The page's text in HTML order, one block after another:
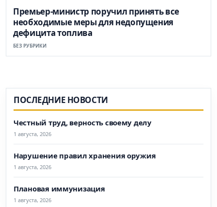
Премьер-министр поручил принять все
необходимые меры для недопущения
дефицита топлива
БЕЗ РУБРИКИ
ПОСЛЕДНИЕ НОВОСТИ
Честный труд, верность своему делу
1 августа, 2026
Нарушение правил хранения оружия
1 августа, 2026
Плановая иммунизация
1 августа, 2026